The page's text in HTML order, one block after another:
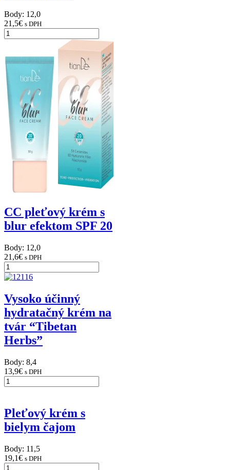
Body: 12,0
21,5€ s DPH
CC pleťový krém s
blur efektom SPF 20
Body: 12,0
21,6€ s DPH
Vysoko účinný
hydratačný krém na
tvár “Tibetan
Herbs”
Body: 8,4
13,9€ s DPH
Pleťový krém s
bielym čajom
Body: 11,5
19,1€ s DPH